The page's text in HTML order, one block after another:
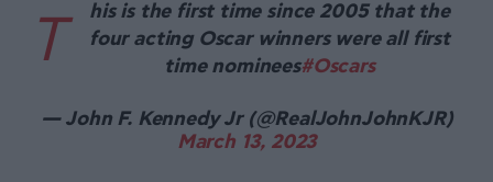
T
his is the first time since 2005 that the
four acting Oscar winners were all first
time nominees#Oscars
— John F. Kennedy Jr (@RealJohnJohnKJR)
March 13, 2023